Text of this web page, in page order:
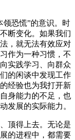
领恐慌”的意识。时
断变化。如果我们
，就无法有效应对
作为一种习惯，不
实践学习、向群众
的闲谈中发现工作
经验也为我打开新
身能力的不足，也
发展的实际能力。
顶得上去。无论是
的进程中，都需要